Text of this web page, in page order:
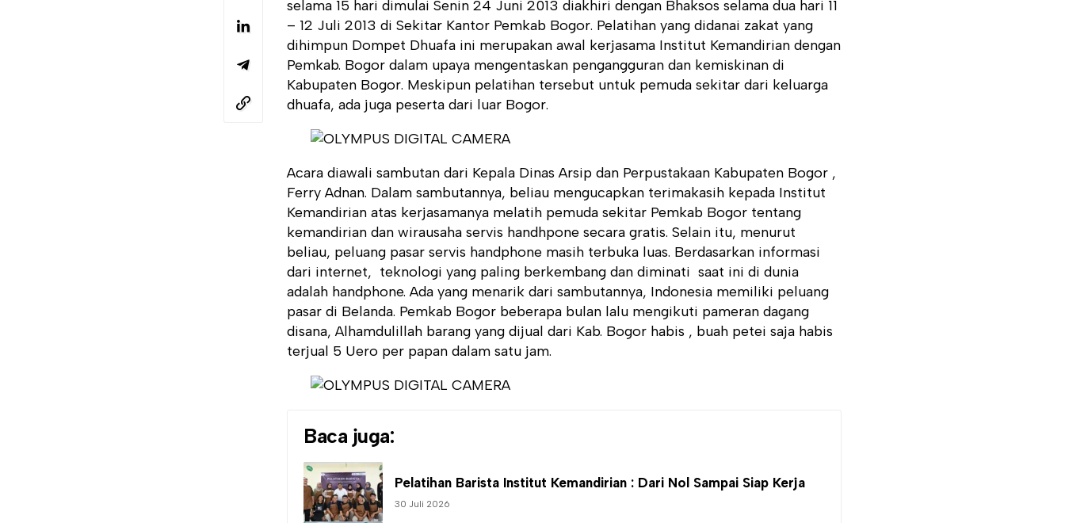
selama 15 hari dimulai Senin 24 Juni 2013 diakhiri dengan Bhaksos selama dua hari 11
– 12 Juli 2013 di Sekitar Kantor Pemkab Bogor. Pelatihan yang didanai zakat yang
dihimpun Dompet Dhuafa ini merupakan awal kerjasama Institut Kemandirian dengan
Pemkab. Bogor dalam upaya mengentaskan pengangguran dan kemiskinan di
Kabupaten Bogor. Meskipun pelatihan tersebut untuk pemuda sekitar dari keluarga
dhuafa, ada juga peserta dari luar Bogor.
Acara diawali sambutan dari Kepala Dinas Arsip dan Perpustakaan Kabupaten Bogor ,
Ferry Adnan. Dalam sambutannya, beliau mengucapkan terimakasih kepada Institut
Kemandirian atas kerjasamanya melatih pemuda sekitar Pemkab Bogor tentang
kemandirian dan wirausaha servis handhpone secara gratis. Selain itu, menurut
beliau, peluang pasar servis handphone masih terbuka luas. Berdasarkan informasi
dari internet, teknologi yang paling berkembang dan diminati saat ini di dunia
adalah handphone. Ada yang menarik dari sambutannya, Indonesia memiliki peluang
pasar di Belanda. Pemkab Bogor beberapa bulan lalu mengikuti pameran dagang
disana, Alhamdulillah barang yang dijual dari Kab. Bogor habis , buah petei saja habis
terjual 5 Uero per papan dalam satu jam.
Baca juga:
Pelatihan Barista Institut Kemandirian : Dari Nol Sampai Siap Kerja
30 Juli 2026